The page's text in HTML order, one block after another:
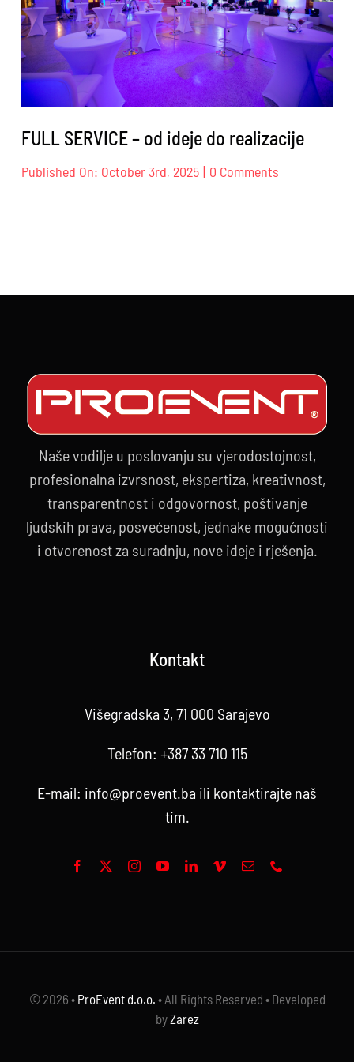
FULL SERVICE – od ideje do realizacije
Published On: October 3rd, 2025 | 0 Comments
realizacije
Naše vodilje u poslovanju su vjerodostojnost,
profesionalna izvrsnost, ekspertiza, kreativnost,
transparentnost i odgovornost, poštivanje
ljudskih prava, posvećenost, jednake mogućnosti
i otvorenost za suradnju, nove ideje i rješenja.
Kontakt
Višegradska 3, 71 000 Sarajevo
Telefon: +387 33 710 115
E-mail: info@proevent.ba ili kontaktirajte naš
tim.
© 2026 • ProEvent d.o.o. • All Rights Reserved • Developed
byZarez